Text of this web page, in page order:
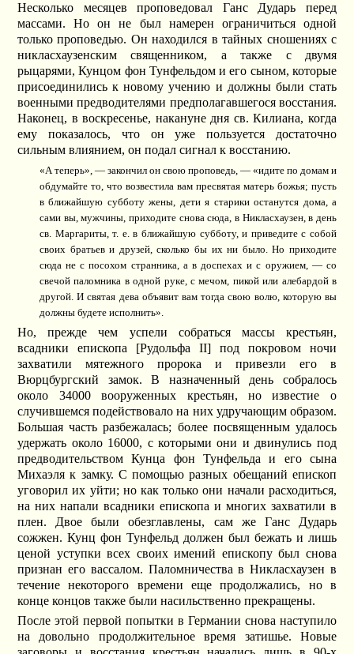
Несколько месяцев проповедовал Ганс Дударь перед
массами. Но он не был намерен ограничиться одной
только проповедью. Он находился в тайных сношениях с
никласхаузенским священником, а также с двумя
рыцарями, Кунцом фон Тунфельдом и его сыном, которые
присоединились к новому учению и должны были стать
военными предводителями предполагавшегося восстания.
Наконец, в воскресенье, накануне дня св. Килиана, когда
ему показалось, что он уже пользуется достаточно
сильным влиянием, он подал сигнал к восстанию.
«А теперь», — закончил он свою проповедь, — «идите по домам и
обдумайте то, что возвестила вам пресвятая матерь божья; пусть
в ближайшую субботу жены, дети я старики останутся дома, а
сами вы, мужчины, приходите снова сюда, в Никласхаузен, в день
св. Маргариты, т. е. в ближайшую субботу, и приведите с собой
своих братьев и друзей, сколько бы их ни было. Но приходите
сюда не с посохом странника, а в доспехах и с оружием, — со
свечой паломника в одной руке, с мечом, пикой или алебардой в
другой. И святая дева объявит вам тогда свою волю, которую вы
должны будете исполнить».
Но, прежде чем успели собраться массы крестьян,
всадники епископа [Рудольфа II] под покровом ночи
захватили мятежного пророка и привезли его в
Вюрцбургский замок. В назначенный день собралось
около 34000 вооруженных крестьян, но известие о
случившемся подействовало на них удручающим образом.
Большая часть разбежалась; более посвященным удалось
удержать около 16000, с которыми они и двинулись под
предводительством Кунца фон Тунфельда и его сына
Михаэля к замку. С помощью разных обещаний епископ
уговорил их уйти; но как только они начали расходиться,
на них напали всадники епископа и многих захватили в
плен. Двое были обезглавлены, сам же Ганс Дударь
сожжен. Кунц фон Тунфельд должен был бежать и лишь
ценой уступки всех своих имений епископу был снова
признан его вассалом. Паломничества в Никласхаузен в
течение некоторого времени еще продолжались, но в
конце концов также были насильственно прекращены.
После этой первой попытки в Германии снова наступило
на довольно продолжительное время затишье. Новые